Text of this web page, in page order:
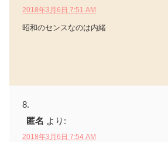
2018年3月6日 7:51 AM
昭和のセンスなのは内緒
匿名 より:
2018年3月6日 7:54 AM